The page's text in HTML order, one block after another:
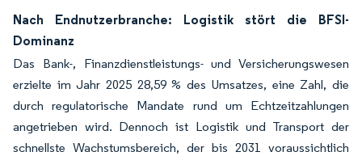
Nach Endnutzerbranche: Logistik stört die BFSI-
Dominanz
Das Bank-, Finanzdienstleistungs- und Versicherungswesen
erzielte im Jahr 2025 28,59 % des Umsatzes, eine Zahl, die
durch regulatorische Mandate rund um Echtzeitzahlungen
angetrieben wird. Dennoch ist Logistik und Transport der
schnellste Wachstumsbereich, der bis 2031 voraussichtlich